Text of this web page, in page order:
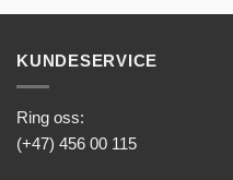
KUNDESERVICE
Ring oss:
(+47) 456 00 115